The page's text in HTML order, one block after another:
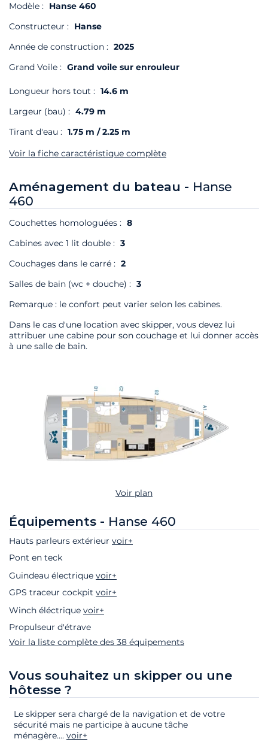
Modèle : Hanse 460
Constructeur : Hanse
Année de construction : 2025
Grand Voile : Grand voile sur enrouleur
Longueur hors tout : 14.6 m
Largeur (bau) : 4.79 m
Tirant d'eau : 1.75 m / 2.25 m
Voir la fiche caractéristique complète
Aménagement du bateau - Hanse
460
Couchettes homologuées : 8
Cabines avec 1 lit double : 3
Couchages dans le carré : 2
Salles de bain (wc + douche) : 3
Remarque : le confort peut varier selon les cabines.
Dans le cas d'une location avec skipper, vous devez lui
attribuer une cabine pour son couchage et lui donner accès
à une salle de bain.
Voir plan
Équipements - Hanse 460
Hauts parleurs extérieur voir+
Pont en teck
Guindeau électrique voir+
GPS traceur cockpit voir+
Winch éléctrique voir+
Propulseur d'étrave
Voir la liste complète des 38 équipements
Vous souhaitez un skipper ou une
hôtesse ?
Le skipper sera chargé de la navigation et de votre
sécurité mais ne participe à aucune tâche
ménagère.... voir+